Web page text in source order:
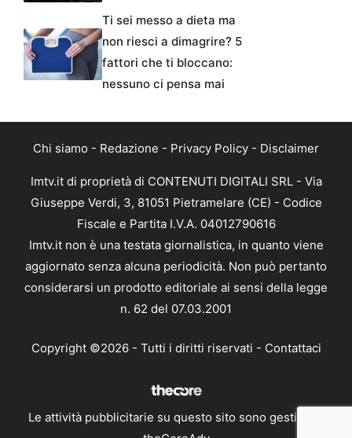
Ti sei messo a dieta ma
non riesci a dimagrire? 5
fattori che ti bloccano:
nessuno ci pensa mai
Chi siamo - Redazione - Privacy Policy - Disclaimer
Imtv.it di proprietà di CONTENUTI DIGITALI SRL - Via
Giuseppe Verdi, 3, 81051 Pietramelare (CE) - Codice
Fiscale e Partita I.V.A. 04012790616
Imtv.it non è una testata giornalistica, in quanto viene
aggiornato senza alcuna periodicità. Non può pertanto
considerarsi un prodotto editoriale ai sensi della legge
n. 62 del 07.03.2001
Copyright ©2026 - Tutti i diritti riservati - Contattaci
Le attività pubblicitarie su questo sito sono gestite da